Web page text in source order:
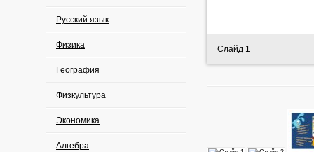
Русский язык
Физика
География
Физкультура
Экономика
Алгебра
Слайд 1